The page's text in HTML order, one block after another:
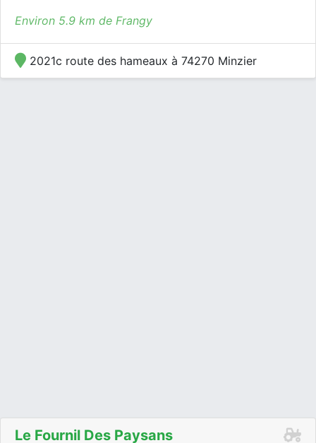
Environ 5.9 km de Frangy
2021c route des hameaux à 74270 Minzier
Le Fournil Des Paysans